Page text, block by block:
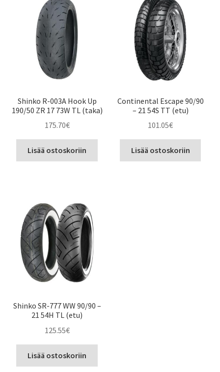
Shinko R-003A Hook Up
190/50 ZR 17 73W TL (taka)
175.70€
Lisää ostoskoriin
Continental Escape 90/90
– 21 54S TT (etu)
101.05€
Lisää ostoskoriin
Shinko SR-777 WW 90/90 –
21 54H TL (etu)
125.55€
Lisää ostoskoriin